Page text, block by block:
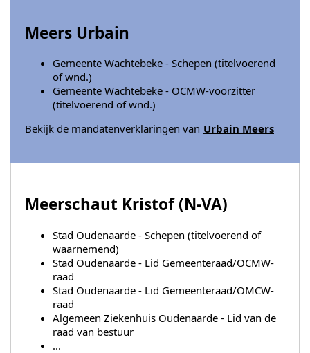
Meers Urbain
Gemeente Wachtebeke - Schepen (titelvoerend
of wnd.)
Gemeente Wachtebeke - OCMW-voorzitter
(titelvoerend of wnd.)
Bekijk de mandatenverklaringen van Urbain Meers
Meerschaut Kristof (N-VA)
Stad Oudenaarde - Schepen (titelvoerend of
waarnemend)
Stad Oudenaarde - Lid Gemeenteraad/OCMW-
raad
Stad Oudenaarde - Lid Gemeenteraad/OMCW-
raad
Algemeen Ziekenhuis Oudenaarde - Lid van de
raad van bestuur
...